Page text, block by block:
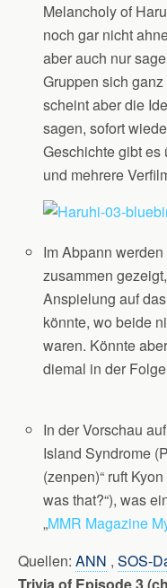
Melancholy of
noch gar nicht
aber auch nur
Gruppen sich
scheint aber die
sagen, sofort
Geschichte gibt
und mehrere
Im Abpann werden
zusammen
Anspielung auf
könnte, wo beide
waren. Könnte
diemal in der
In der Vorschau
Island Syndrome
(zenpen)“ ruft
was that?“), was
„MMR Magazine
Quellen: ANN , SOS-
Trivia of Episode 3 (